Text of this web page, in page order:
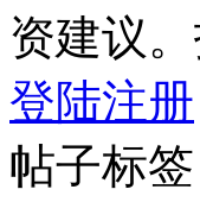
资建议
登陆注册
帖子标签